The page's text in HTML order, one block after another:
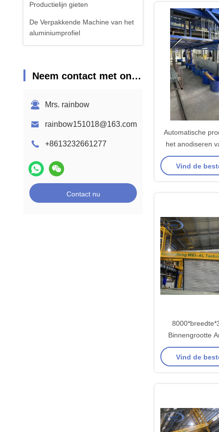
Productielijn gieten
De Verpakkende Machine van het
aluminiumprofiel
Neem contact met ons op
Mrs. rainbow
rainbow151018@163.com
+8613232661277
Contact nu
Automatische
het anodiseren
van 800 ton per
maximale
Vind de
Binnengrootte
productielijn voor
aluminium met
Vind de